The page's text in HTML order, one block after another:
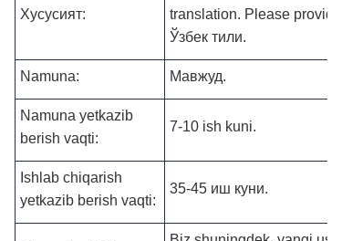
Хусусият:
translation. Please
Ўзбек тили.
Namuna: Мавжуд.
Namuna yetkazib
berish vaqti:
7-10 ish kuni.
Ishlab chiqarish
yetkazib berish vaqti:
35-45 иш куни.